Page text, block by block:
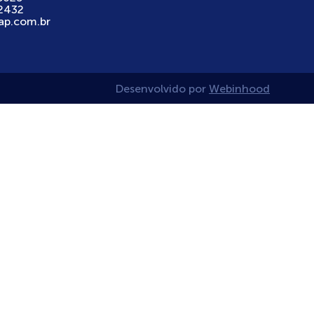
Desenvolvido porWebinhood